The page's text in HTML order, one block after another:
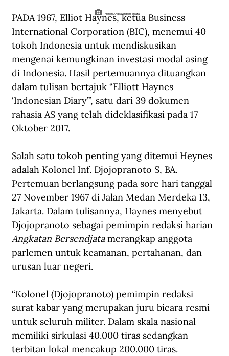
Harian Angkatan Bersenjata.
PADA 1967, Elliot Haynes, ketua Business
International Corporation (BIC), menemui 40
tokoh Indonesia untuk mendiskusikan
mengenai kemungkinan investasi modal asing
di Indonesia. Hasil pertemuannya dituangkan
dalam tulisan bertajuk “Elliott Haynes
‘Indonesian Diary’”, satu dari 39 dokumen
rahasia AS yang telah dideklasifikasi pada 17
Oktober 2017.
Salah satu tokoh penting yang ditemui Heynes
adalah Kolonel Inf. Djojopranoto S, BA.
Pertemuan berlangsung pada sore hari tanggal
27 November 1967 di Jalan Medan Merdeka 13,
Jakarta. Dalam tulisannya, Haynes menyebut
Djojopranoto sebagai pemimpin redaksi harian
Angkatan Bersendjata merangkap anggota
parlemen untuk keamanan, pertahanan, dan
urusan luar negeri.
“Kolonel (Djojopranoto) pemimpin redaksi
surat kabar yang merupakan juru bicara resmi
untuk seluruh militer. Dalam skala nasional
memiliki sirkulasi 40.000 tiras sedangkan
terbitan lokal mencakup 200.000 tiras.